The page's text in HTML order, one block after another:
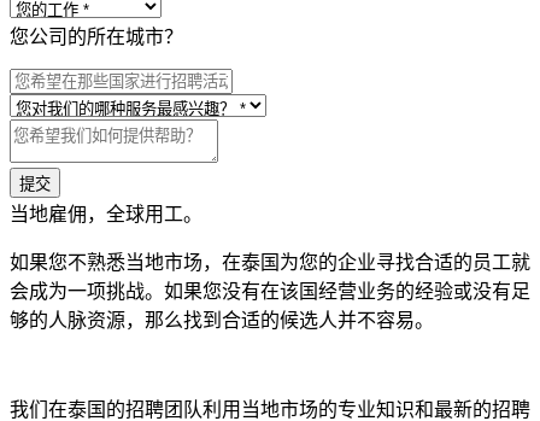
您公司的所在城市？
提交
当地雇佣，全球用工。
如果您不熟悉当地市场，在泰国为您的企业寻找合适的员工就
会成为一项挑战。如果您没有在该国经营业务的经验或没有足
够的人脉资源，那么找到合适的候选人并不容易。
我们在泰国的招聘团队利用当地市场的专业知识和最新的招聘